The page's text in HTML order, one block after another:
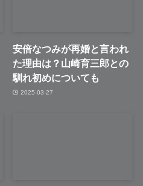
安倍なつみが再婚と言われ
た理由は？山崎育三郎との
馴れ初めについても
2025-03-27